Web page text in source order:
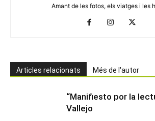
Amant de les fotos, els viatges i les
Articles relacionats Més de l'autor
“Manifiesto por la
Vallejo